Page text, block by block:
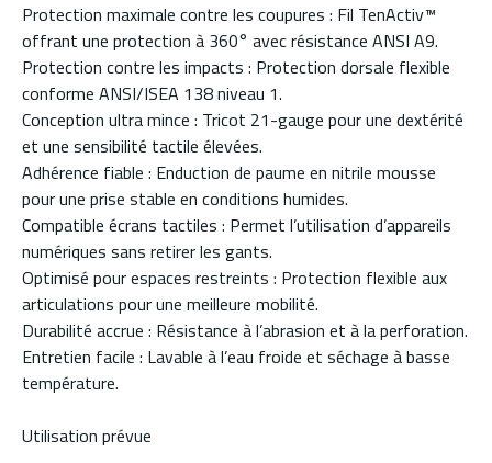
Protection maximale contre les coupures : Fil TenActiv™
offrant une protection à 360° avec résistance ANSI A9.
Protection contre les impacts : Protection dorsale flexible
conforme ANSI/ISEA 138 niveau 1.
Conception ultra mince : Tricot 21-gauge pour une dextérité
et une sensibilité tactile élevées.
Adhérence fiable : Enduction de paume en nitrile mousse
pour une prise stable en conditions humides.
Compatible écrans tactiles : Permet l’utilisation d’appareils
numériques sans retirer les gants.
Optimisé pour espaces restreints : Protection flexible aux
articulations pour une meilleure mobilité.
Durabilité accrue : Résistance à l’abrasion et à la perforation.
Entretien facile : Lavable à l’eau froide et séchage à basse
température.
Utilisation prévue